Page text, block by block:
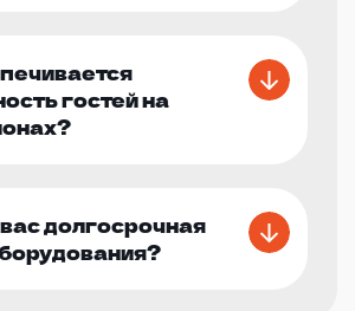
гостей на
долгосрочная